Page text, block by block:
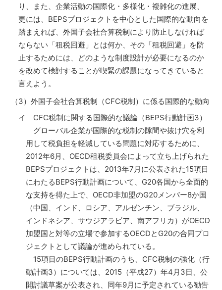
り、また、企業活動の国際化・多様化・複雑化の進展、
更には、BEPSプロジェクトを中心とした国際的な動向を
踏まえれば、外国子会社合算税制により防止しなければ
ならない「租税回避」とは何か、その「租税回避」を防
止するためには、どのような制度設計が必要になるのか
を改めて検討することが喫緊の課題になってきていると
言えよう。
（3）外国子会社合算税制（CFC税制）に係る国際的な動向
イ CFC税制に関する国際的な議論（BEPS行動計画3）
グローバル企業が国際的な税制の隙間や抜け穴を利
用して税負担を軽減している問題に対応するために、
2012年6月、OECD租税委員会によって立ち上げられた
BEPSプロジェクトは、2013年7月に公表された15項目
にわたるBEPS行動計画について、G20各国から全面的
な支持を得た上で、OECD非加盟のG20メンバー8か国
（中国、インド、ロシア、アルゼンチン、ブラジル、
インドネシア、サウジアラビア、南アフリカ）がOECD
加盟国と対等の立場で参加するOECDとG20の合同プロ
ジェクトとして議論が進められている。
15項目のBEPS行動計画のうち、CFC税制の強化（行
動計画3）については、2015（平成27）年4月3日、公
開討議草案が公表され、同年9月に予定されている勧告